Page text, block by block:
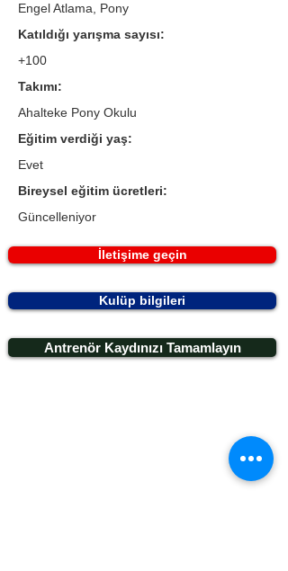
Engel Atlama, Pony
Katıldığı yarışma sayısı:
+100
Takımı:
Ahalteke Pony Okulu
Eğitim verdiği yaş:
Evet
Bireysel eğitim ücretleri:
Güncelleniyor
İletişime geçin
Kulüp bilgileri
Antrenör Kaydınızı Tamamlayın